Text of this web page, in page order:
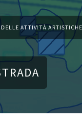
ATTIVITÀ